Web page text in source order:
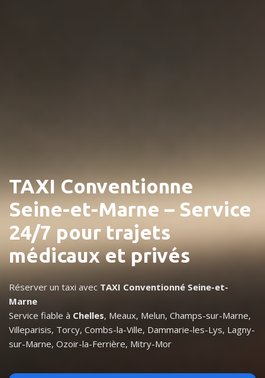
TAXI Conventionne
Seine-et-Marne – Service
24/7 pour trajets
médicaux et privés
Réserver un taxi avec TAXI Conventionné Seine-et-
Marne
Service fiable à Chelles, Meaux, Melun, Champs-sur-Marne,
Villeparisis, Torcy, Combs-la-Ville, Dammarie-les-Lys, Lagny-
sur-Marne, Ozoir-la-Ferrière, Mitry-Mor